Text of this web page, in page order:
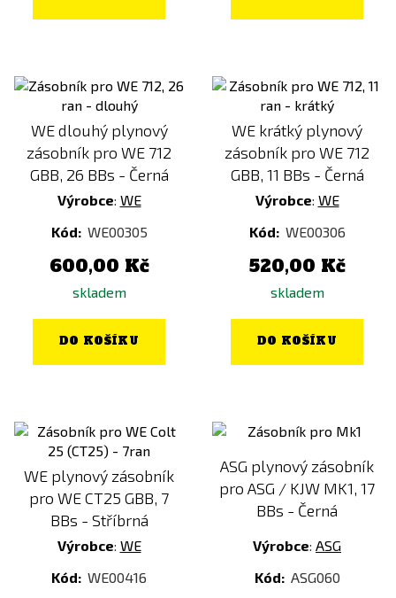
WE dlouhý plynový
zásobník pro WE 712
GBB, 26 BBs - Černá
Výrobce: WE
Kód: WE00305
600,00 Kč
skladem
DO KOŠÍKU
WE krátký plynový
zásobník pro WE 712
GBB, 11 BBs - Černá
Výrobce: WE
Kód: WE00306
520,00 Kč
skladem
DO KOŠÍKU
WE plynový zásobník
pro WE CT25 GBB, 7
BBs - Stříbrná
Výrobce: WE
Kód: WE00416
ASG plynový zásobník
pro ASG / KJW MK1, 17
BBs - Černá
Výrobce: ASG
Kód: ASG060